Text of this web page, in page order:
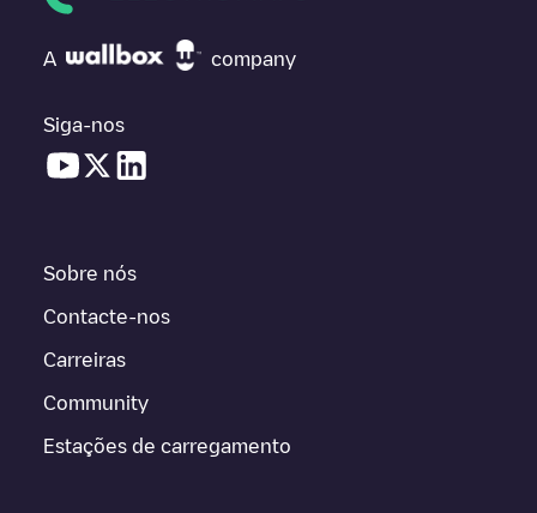
A company
Siga-nos
Sobre nós
Contacte-nos
Carreiras
Community
Estações de carregamento